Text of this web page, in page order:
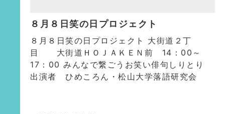
８月８日笑の日プロジェクト
８月８日笑の日プロジェクト 大街道２丁
目 大街道ＨＯＪＡＫＥＮ前 14：00～
17：00 みんなで繋ごうお笑い俳句しりとり
出演者 ひめころん・松山大学落語研究会